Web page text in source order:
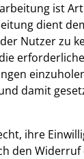
ist Art.
dient
Nutzer zu
damit
ihre
den Widerruf